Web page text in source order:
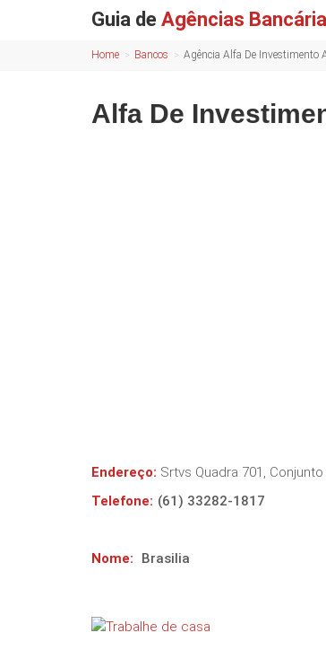
Guia de Agências
Home Bancos Agência Alfa De Investimento
Alfa De
Endereço: Srtvs Quadra 701,
Telefone: (61) 33282-1817
Nome: Brasilia